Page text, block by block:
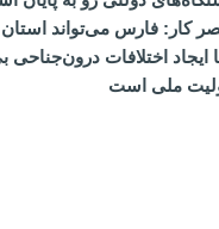
کار: فارس می‌تواند
ایجاد اختلافات
ملی است